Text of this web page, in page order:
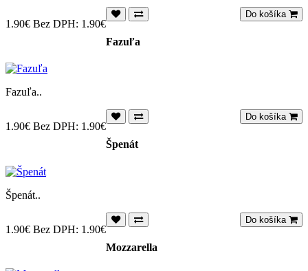
1.90€ Bez DPH: 1.90€
Do košíka
Fazuľa
Fazuľa..
1.90€ Bez DPH: 1.90€
Do košíka
Špenát
Špenát..
1.90€ Bez DPH: 1.90€
Do košíka
Mozzarella